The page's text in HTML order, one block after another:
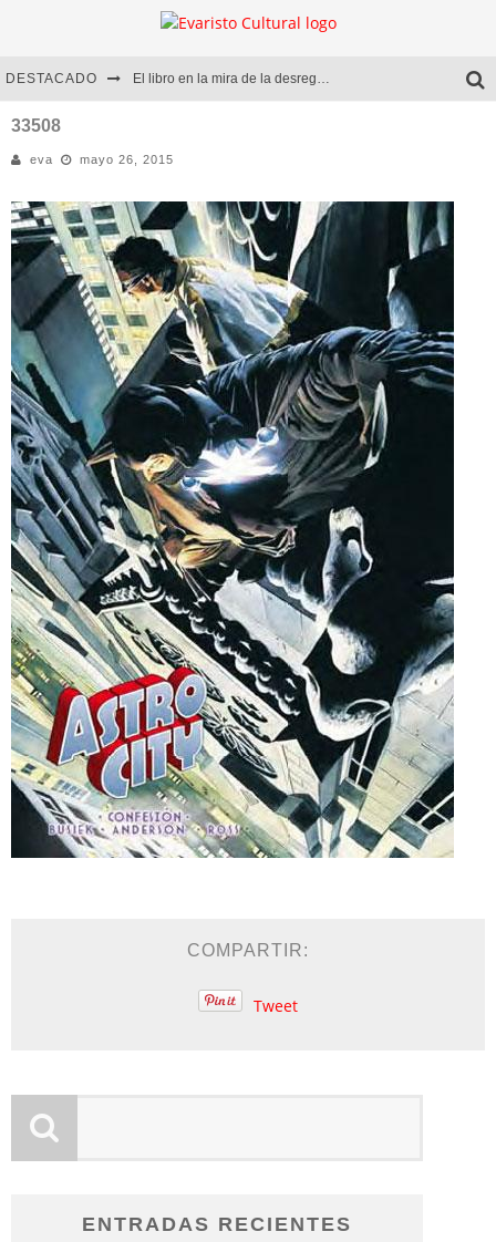
DESTACADO El libro en la mira de la desregulación
Diego Meret | Hotel Acapulco
Alejandra Correa | La nieve
33508
eva mayo 26, 2015
COMPARTIR:
Tweet
ENTRADAS RECIENTES